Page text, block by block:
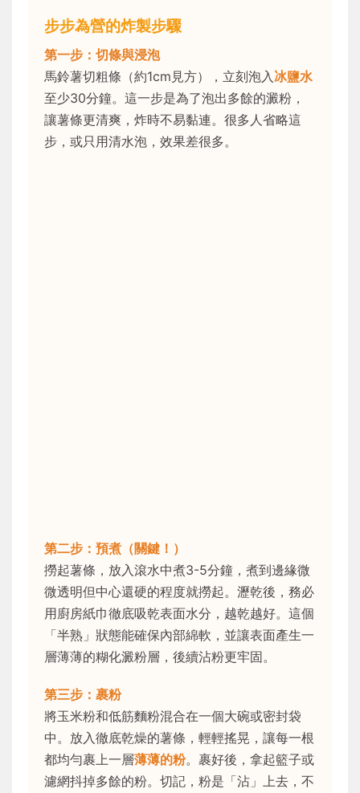
步步為營的炸製步驟
第一步：切條與浸泡
馬鈴薯切粗條（約1cm見方），立刻泡入冰鹽水
至少30分鐘。這一步是為了泡出多餘的澱粉，
讓薯條更清爽，炸時不易黏連。很多人省略這
步，或只用清水泡，效果差很多。
第二步：預煮（關鍵！）
撈起薯條，放入滾水中煮3-5分鐘，煮到邊緣微
微透明但中心還硬的程度就撈起。瀝乾後，務必
用廚房紙巾徹底吸乾表面水分，越乾越好。這個
「半熟」狀態能確保內部綿軟，並讓表面產生一
層薄薄的糊化澱粉層，後續沾粉更牢固。
第三步：裹粉
將玉米粉和低筋麵粉混合在一個大碗或密封袋
中。放入徹底乾燥的薯條，輕輕搖晃，讓每一根
都均勻裹上一層薄薄的粉。裹好後，拿起籃子或
濾網抖掉多餘的粉。切記，粉是「沾」上去，不